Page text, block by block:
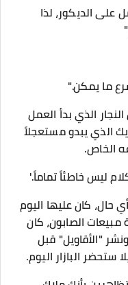
الديكور، لذا
ما يمكن."
الذي بدأ العمل
الذي يبدو مستعجلاً
الخاص.
ليس خاطئاً تماماً.'
كان عليها اليوم
مبيعات الصابون، كان
"الأقاويل" قبل
ستحضر البازار اليوم.